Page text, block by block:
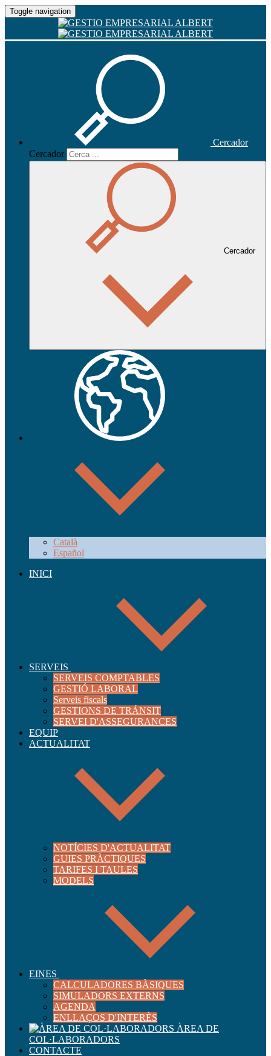
Toggle navigation
Cercador
Cercador
Cercador
Català
Español
INICI
SERVEIS
SERVEIS COMPTABLES
GESTIÓ LABORAL
Serveis fiscals
GESTIONS DE TRÁNSIT
SERVEI D'ASSEGURANCES
EQUIP
ACTUALITAT
NOTÍCIES D'ACTUALITAT
GUIES PRÀCTIQUES
TARIFES I TAULES
MODELS
EINES
CALCULADORES BÀSIQUES
SIMULADORS EXTERNS
AGENDA
ENLLAÇOS D'INTERÈS
ÀREA DE
COL·LABORADORS
CONTACTE